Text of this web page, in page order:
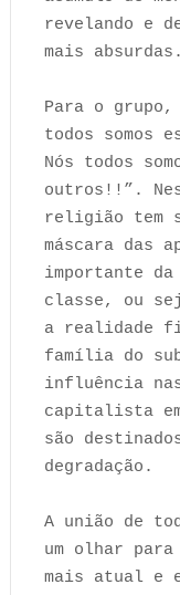
revelando e
mais absurdas.
Para o grupo,
todos somos
Nós todos
outros!!”.
religião tem
máscara das
importante
classe, ou
a realidade
família do
influência
capitalista
são
degradação.
A união de
um olhar
mais atual e